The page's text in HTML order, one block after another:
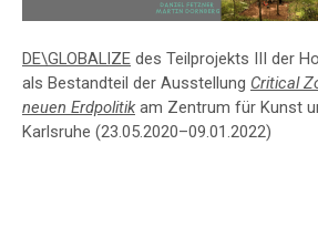
DE\GLOBALIZE des Teilprojekts III der
als Bestandteil der Ausstellung Critical
neuen Erdpolitikam Zentrum für Kunst
Karlsruhe (23.05.2020–09.01.2022)